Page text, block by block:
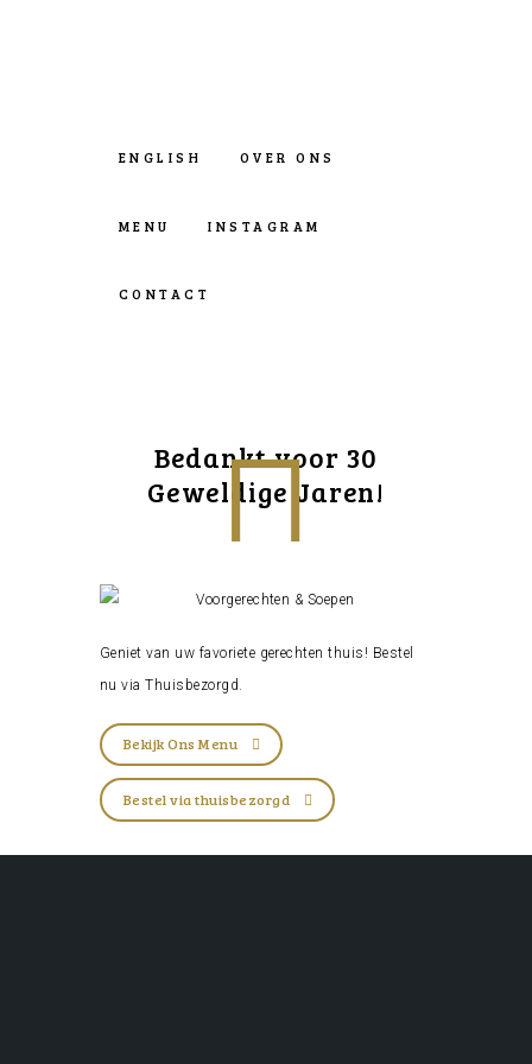
ENGLISH OVER ONS
MENU INSTAGRAM
CONTACT
Bedankt voor 30
Geweldige Jaren!
Geniet van uw favoriete gerechten thuis! Bestel
nu viaThuisbezorgd
Bekijk Ons Menu
Bestel via thuisbezorgd